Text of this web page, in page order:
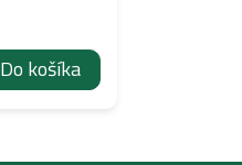
Do košíka